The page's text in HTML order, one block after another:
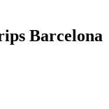
Barcelona